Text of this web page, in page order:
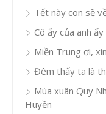
Tết này con sẽ
Cô ấy của anh
Miền Trung ơi,
Đêm thấy ta là
Mùa xuân Quy
Huyền